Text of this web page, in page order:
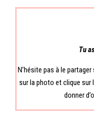
Tu
N’hésite pas à le
sur la photo et clique sur
donner